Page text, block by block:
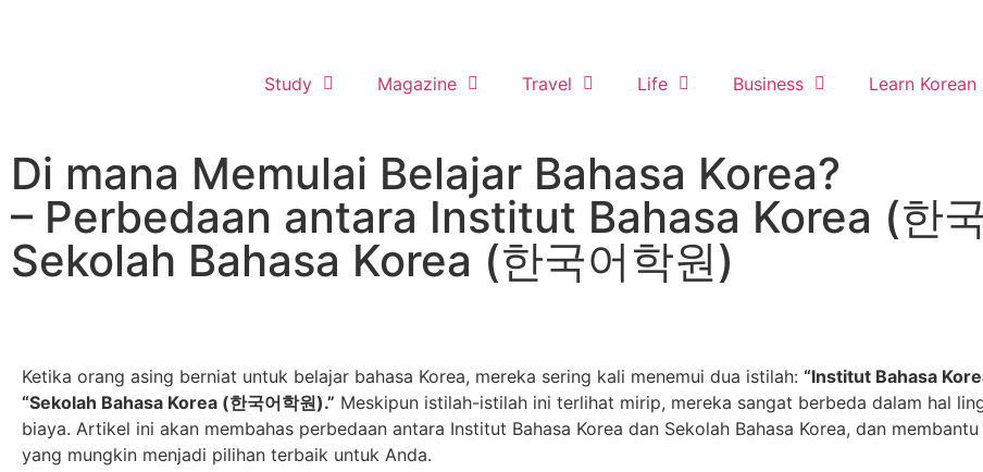
Study Magazine Travel Life Business Learn Korean
Di mana Memulai Belajar Bahasa Korea?
– Perbedaan antara Institut Bahasa Korea (한
Sekolah Bahasa Korea (한국어학원)
Ketika orang asing berniat untuk belajar bahasa Korea, mereka sering kali menemui dua istilah: “Institut Bahasa
“Sekolah Bahasa Korea (한국어학원).” Meskipun istilah-istilah ini terlihat mirip, mereka sangat berbeda dalam hal
biaya. Artikel ini akan membahas perbedaan antara Institut Bahasa Korea dan Sekolah Bahasa Korea, dan
yang mungkin menjadi pilihan terbaik untuk Anda.